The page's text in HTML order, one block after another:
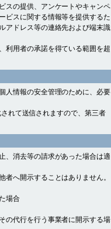
スの提供、アンケートやキャンペ
ビスに関する情報等を提供するた
アドレス等の連絡先および端末識
利用者の承諾を得ている範囲を超
人情報の安全管理のために、必要
れて送信されますので、第三者
、消去等の請求があった場合は適
へ開示することはありません。
場合
の代行を行う事業者に開示する場